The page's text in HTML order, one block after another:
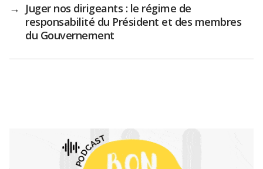
→ Juger nos dirigeants : le régime de
responsabilité du Président et des membres
du Gouvernement